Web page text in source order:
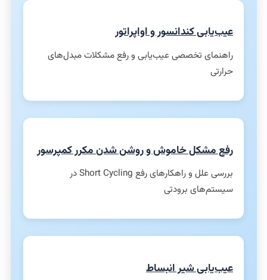
عیب‌یابی کندانسور و اواپراتور
راهنمای تخصصی عیب‌یابی و رفع مشکلات مبدل‌های
حرارتی
رفع مشکل خاموش و روشن شدن مکرر کمپرسور
بررسی علل و راهکارهای رفع Short Cycling در
سیستم‌های برودتی
عیب‌یابی شیر انبساط